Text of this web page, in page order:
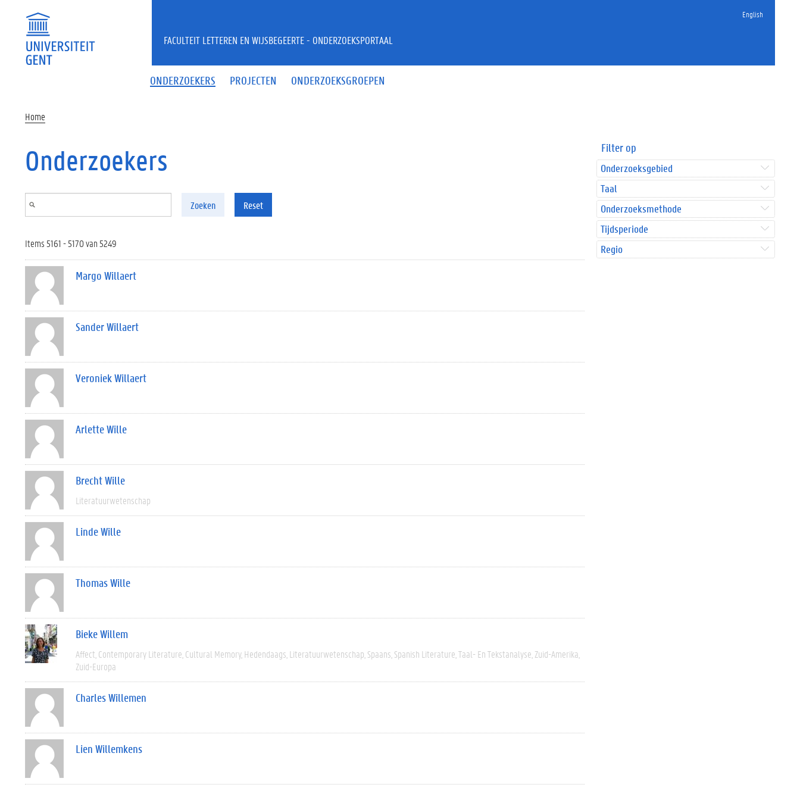
English
ONDERZOEKERS PROJECTEN ONDERZOEKSGROEPEN
FACULTEIT LETTEREN EN WIJSBEGEERTE - ONDERZOEKSPORTAAL
Home
Onderzoekers
Zoeken Reset
Items 5161 - 5170 van 5249
Margo Willaert
Sander Willaert
Veroniek Willaert
Arlette Wille
Brecht Wille
Literatuurwetenschap
Linde Wille
Thomas Wille
Bieke Willem
Affect Contemporary Literature Cultural Memory Hedendaags Literatuurwetenschap Spaans Spanish Literature Taal- En Tekstanalyse Zuid-Amerika
Zuid-Europa
Charles Willemen
Lien Willemkens
Filter op
Onderzoeksgebied
Taal
Onderzoeksmethode
Tijdsperiode
Regio